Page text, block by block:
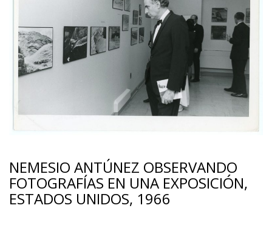
NEMESIO ANTÚNEZ OBSERVANDO
FOTOGRAFÍAS EN UNA EXPOSICIÓN,
ESTADOS UNIDOS, 1966